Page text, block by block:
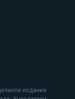
издание